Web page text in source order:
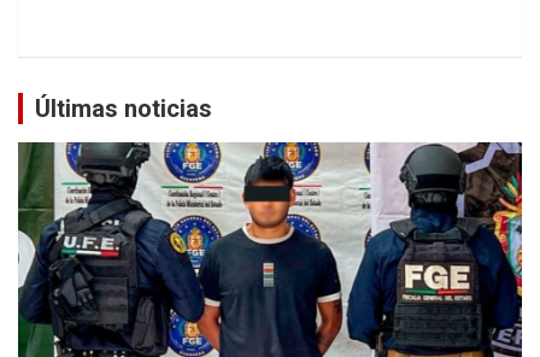
Últimas noticias